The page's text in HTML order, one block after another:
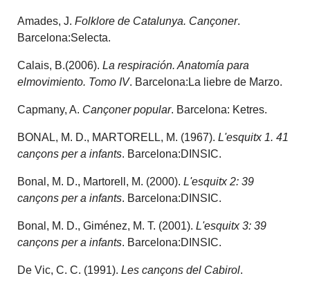
Amades, J.Folklore de Catalunya. Cançoner.
Barcelona:Selecta.
Calais, B.(2006).La respiración. Anatomía para
elmovimiento. Tomo IV. Barcelona:La liebre de Marzo.
Capmany, A. Cançoner popular. Barcelona: Ketres.
BONAL, M. D., MARTORELL, M. (1967).L'esquitx 1. 41
cançons per a infants. Barcelona:DINSIC.
Bonal, M. D., Martorell, M. (2000).L'esquitx 2: 39
cançons per a infants. Barcelona:DINSIC.
Bonal, M. D., Giménez, M. T. (2001).L'esquitx 3: 39
cançons per a infants. Barcelona:DINSIC.
De Vic, C. C. (1991).Les cançons del Cabirol.